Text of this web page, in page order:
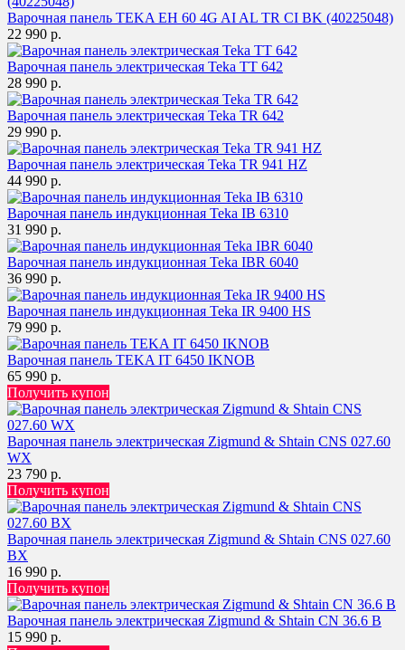
Варочная панель TEKA EH 60 4G AI AL TR CI BK (40225048)
22 990 р.
Варочная панель электрическая Teka TT 642
28 990 р.
Варочная панель электрическая Teka TR 642
29 990 р.
Варочная панель электрическая Teka TR 941 HZ
44 990 р.
Варочная панель индукционная Teka IB 6310
31 990 р.
Варочная панель индукционная Teka IBR 6040
36 990 р.
Варочная панель индукционная Teka IR 9400 HS
79 990 р.
Варочная панель TEKA IT 6450 IKNOB
65 990 р.
Получить купон
Варочная панель электрическая Zigmund & Shtain CNS 027.60
WX
23 790 р.
Получить купон
Варочная панель электрическая Zigmund & Shtain CNS 027.60
BX
16 990 р.
Получить купон
Варочная панель электрическая Zigmund & Shtain CN 36.6 B
15 990 р.